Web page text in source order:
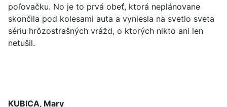
poľovačku. No je to prvá obeť, ktorá neplánovane
skončila pod kolesami auta a vyniesla na svetlo sveta
sériu hrôzostrašných vrážd, o ktorých nikto ani len
netušil.
KUBICA, Mary